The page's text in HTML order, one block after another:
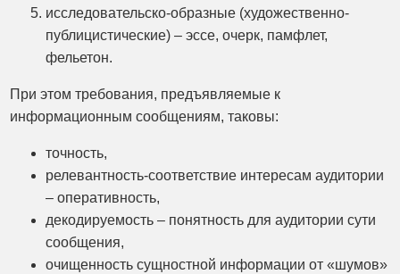
исследовательско-образные (художественно-
публицистические) – эссе, очерк, памфлет,
фельетон.
При этом требования, предъявляемые к
информационным сообщениям, таковы:
точность,
релевантность-соответствие интересам аудитории
– оперативность,
декодируемость – понятность для аудитории сути
сообщения,
очищенность сущностной информации от «шумов»